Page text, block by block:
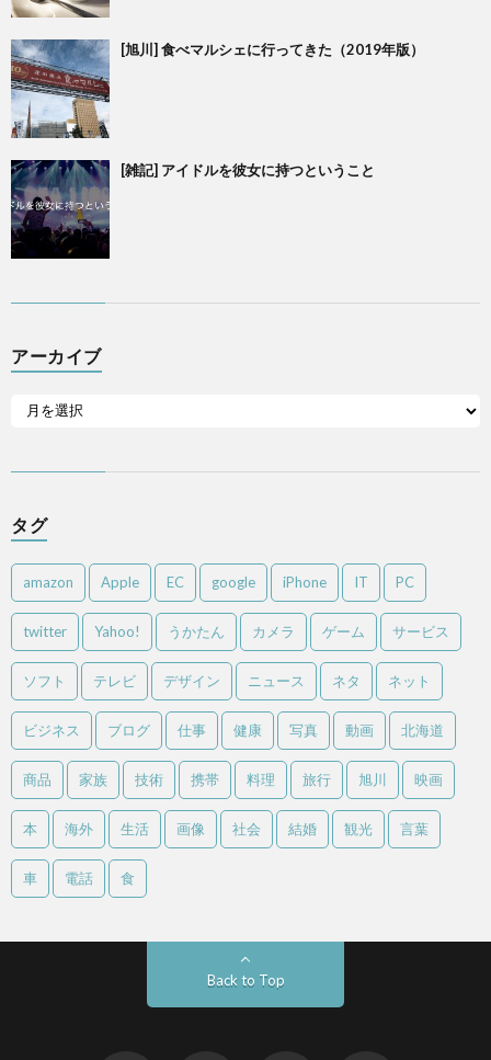
[旭川] 食べマルシェに行ってきた（2019年版）
[雑記] アイドルを彼女に持つということ
アーカイブ
タグ
amazon Apple EC google iPhone IT PC
twitter Yahoo! うかたん カメラ ゲーム サービス
ソフト テレビ デザイン ニュース ネタ ネット
ビジネス ブログ 仕事 健康 写真 動画 北海道
商品 家族 技術 携帯 料理 旅行 旭川 映画
本 海外 生活 画像 社会 結婚 観光 言葉
車 電話 食
Back to Top